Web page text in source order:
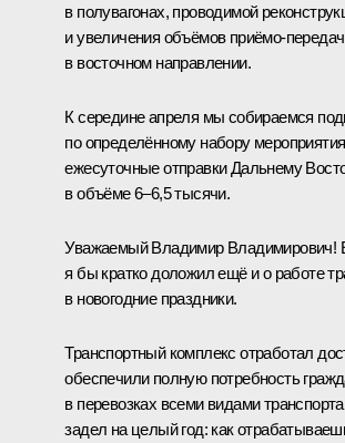
в полувагонах, проводимой
и увеличения объёмов приёмо-
в восточном направлении.
К середине апреля мы собираемся
по определённому набору
ежесуточные отправки Дальнему
в объёме 6–6,5 тысячи.
Уважаемый Владимир Владимирович!
я бы кратко доложил ещё и о работе
в новогодние праздники.
Транспортный комплекс отработал
обеспечили полную потребность
в перевозках всеми видами
задел на целый год: как